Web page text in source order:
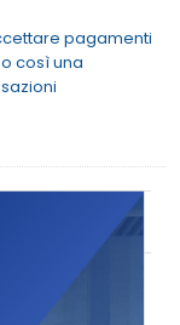
pagamenti
così una